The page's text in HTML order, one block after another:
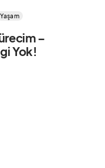
Yaşam
–
Yok!